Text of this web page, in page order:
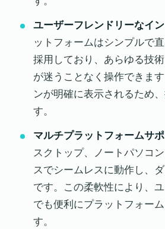
ユーザーフレンドリーなイ
ットフォームはシンプルで
採用しており、あらゆる技
が迷うことなく操作できま
ンが明確に表示されるため
す。
マルチプラットフォームサ
スクトップ、ノートパソコ
スでシームレスに動作し、
です。この柔軟性により、
でも便利にプラットフォー
す。